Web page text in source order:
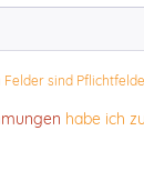
sind
habe ich